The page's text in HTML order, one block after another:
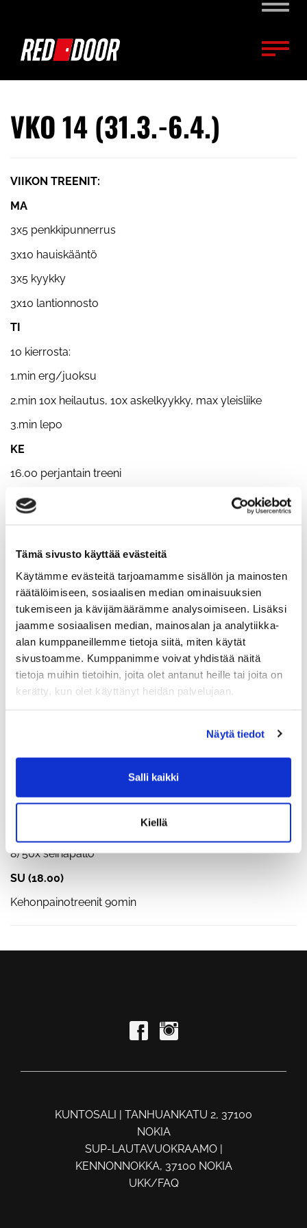
Tämä sivusto käyttää evästeitä
Käytämme evästeitä tarjoamamme sisällön ja mainosten
räätälöimiseen, sosiaalisen median ominaisuuksien
tukemiseen ja kävijämäärämme analysoimiseen. Lisäksi
jaamme sosiaalisen median, mainosalan ja analytiikka-
alan kumppaneillemme tietoja siitä, miten käytät
sivustoamme. Kumppanimme voivat yhdistää näitä
tietoja muihin tietoihin, joita olet antanut heille tai joita on
kerätty, kun olet käyttänyt heidän palvelujaan.
Näytä tiedot
Salli kaikki
Kiellä
VKO 14 (31.3.-6.4.)
VIIKON TREENIT:
MA
3x5 penkkipunnerrus
3x10 hauiskääntö
3x5 kyykky
3x10 lantionnosto
TI
10 kierrosta:
1.min erg/juoksu
2.min 10x heilautus, 10x askelkyykky, max yleisliike
3.min lepo
KE
16.00 perjantain treeni
19.00 tiistain treeni
3x10 lattiapenkki
3x5 maastaveto
3x10 voimapyörä
PE
400 haaste kahvakuulalla + 500m soutu
LA (10.00)
4) 50m etenevä yleisliike
5) 500m soutu
8) 50x seinäpallo
SU (18.00)
Kehonpainotreenit 90min
KUNTOSALI | TANHUANKATU 2, 37100
NOKIA
SUP-LAUTAVUOKRAAMO |
KENNONNOKKA, 37100 NOKIA
UKK/FAQ